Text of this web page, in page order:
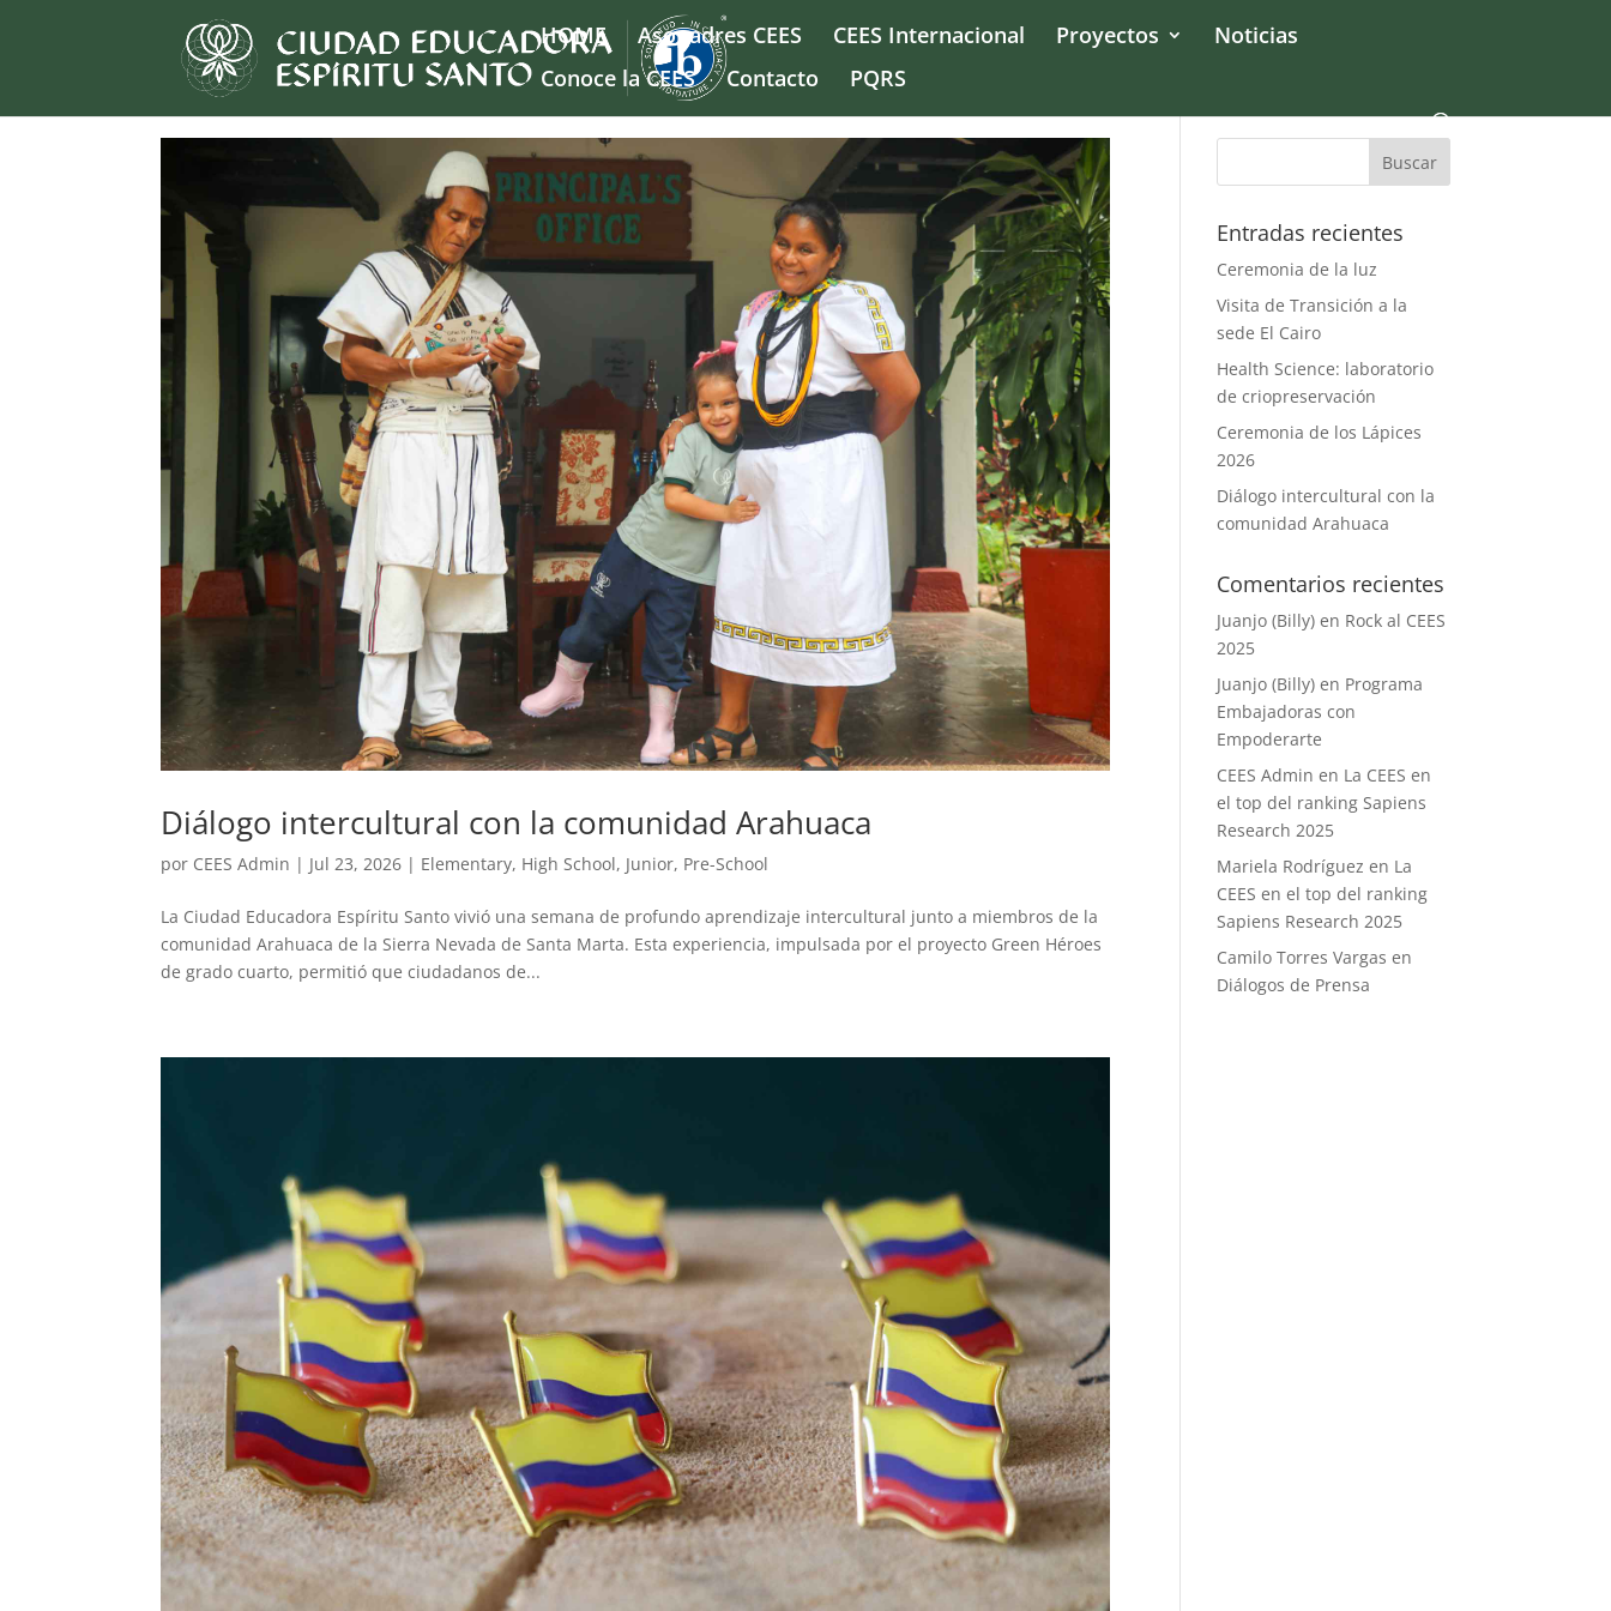
HOME Asopadres CEES CEES Internacional Proyectos
Noticias
Conoce la CEES
Contacto PQRS
Diálogo intercultural con la comunidad Arahuaca
por CEES Admin | Jul 23, 2026 | Elementary, High School, Junior, Pre-School
La Ciudad Educadora Espíritu Santo vivió una semana de profundo aprendizaje intercultural junto a miembros de la
comunidad Arahuaca de la Sierra Nevada de Santa Marta. Esta experiencia, impulsada por el proyecto Green Héroes
de grado cuarto, permitió que ciudadanos de...
Entradas recientes
Ceremonia de la luz
Visita de Transición a la
sede El Cairo
Health Science: laboratorio
de criopreservación
Ceremonia de los Lápices
2026
Diálogo intercultural con la
comunidad Arahuaca
Comentarios recientes
Juanjo (Billy) en Rock al CEES
2025
Juanjo (Billy) en Programa
Embajadoras con
Empoderarte
CEES Admin en La CEES en
el top del ranking Sapiens
Research 2025
Mariela Rodríguez en La
CEES en el top del ranking
Sapiens Research 2025
Camilo Torres Vargas en
Diálogos de Prensa